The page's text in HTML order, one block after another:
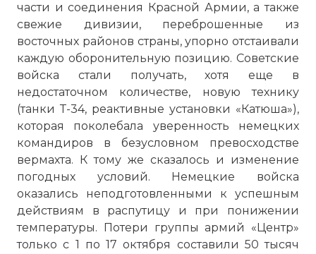
части и соединения Красной Армии, а также
свежие дивизии, переброшенные из
восточных районов страны, упорно отстаивали
каждую оборонительную позицию. Советские
войска стали получать, хотя еще в
недостаточном количестве, новую технику
(танки Т-34, реактивные установки «Катюша»),
которая поколебала уверенность немецких
командиров в безусловном превосходстве
вермахта. К тому же сказалось и изменение
погодных условий. Немецкие войска
оказались неподготовленными к успешным
действиям в распутицу и при понижении
температуры. Потери группы армий «Центр»
только с 1 по 17 октября составили 50 тысяч